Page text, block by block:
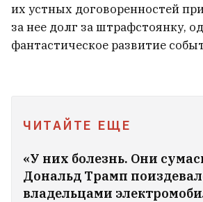
их устных договоренностей
за нее долг за штрафстоянку,
фантастическое развитие
ЧИТАЙТЕ ЕЩЕ
«У них болезнь. Они
Дональд Трамп
владельцами